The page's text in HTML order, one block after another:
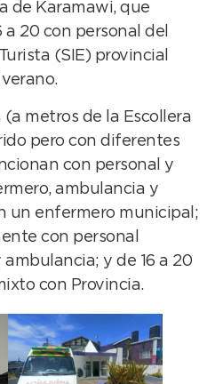
de Karamawi, que
a 20 con personal del
(SIE) provincial
metros de la Escollera
pero con diferentes
con personal y
ambulancia y
un enfermero municipal;
con personal
y de 16 a 20
con Provincia.